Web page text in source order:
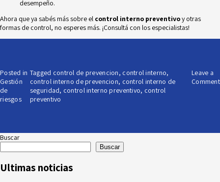
desempeño.
Ahora que ya sabés más sobre el control interno preventivoy otras
formas de control, no esperes más. ¡Consultá con los especialistas!
Posted in
Gestión
de
riesgos
Tagged control de prevencion, control interno,
control interno de prevencion, control interno de
seguridad, control interno preventivo, control
preventivo
Leave a
Comment
Buscar
Buscar
Ultimas noticias